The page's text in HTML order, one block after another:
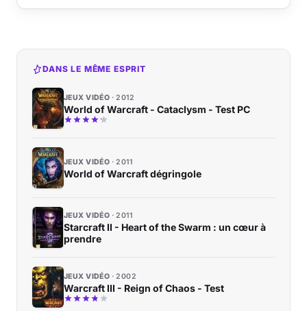
DANS LE MÊME ESPRIT
JEUX VIDÉO 2012
World of Warcraft - Cataclysm - Test PC
JEUX VIDÉO 2011
World of Warcraft dégringole
JEUX VIDÉO 2011
Starcraft II - Heart of the Swarm : un cœur à
prendre
JEUX VIDÉO 2002
Warcraft III - Reign of Chaos - Test